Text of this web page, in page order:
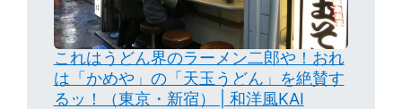
これはうどん界のラーメン二郎や！おれ
は「かめや」の「天玉うどん」を絶賛す
るッ！（東京・新宿） | 和洋風KAI